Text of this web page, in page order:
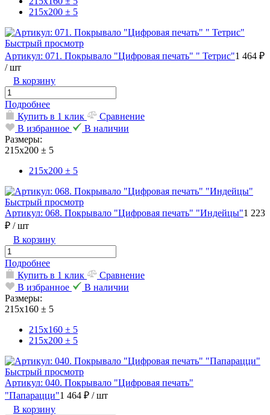
215х200 ± 5
Быстрый просмотр
Артикул: 071. Покрывало "Цифровая печать" " Тетрис"1 464 ₽
/ шт
В корзину
Подробнее
Купить в 1 клик
Сравнение
В избранное
В наличии
Размеры:
215х200 ± 5
215х200 ± 5
Быстрый просмотр
Артикул: 068. Покрывало "Цифровая печать" "Индейцы"1 223
₽ / шт
В корзину
Подробнее
Купить в 1 клик
Сравнение
В избранное
В наличии
Размеры:
215х160 ± 5
215х160 ± 5
215х200 ± 5
Быстрый просмотр
Артикул: 040. Покрывало "Цифровая печать"
"Папарацци"1 464 ₽ / шт
В корзину